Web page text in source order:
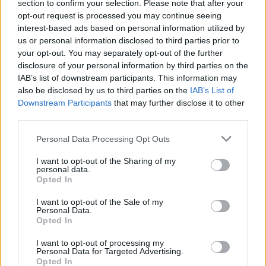
section to confirm your selection. Please note that after your
opt-out request is processed you may continue seeing
interest-based ads based on personal information utilized by
us or personal information disclosed to third parties prior to
your opt-out. You may separately opt-out of the further
disclosure of your personal information by third parties on the
IAB’s list of downstream participants. This information may
also be disclosed by us to third parties on the IAB’s List of
Downstream Participants that may further disclose it to other
Personal Data Processing Opt Outs
I want to opt-out of the Sharing of my
personal data.
Opted In
I want to opt-out of the Sale of my
Personal Data.
Opted In
I want to opt-out of processing my
Personal Data for Targeted Advertising.
Opted In
prezzo inferiore».
Leggi anche:
Si prepara il valzer delle società di gestione, i
pretendenti in cordata per il Leone
questo articolo, ovvero il 28 aprile 2021,
Francesco Gaetano Caltagirone (ai tempi
vicepresidente della compagnia) aveva mosso
mossa a sorpresa, di non presentare il suo
pacchetto di azioni per l’assemblea sul bilancio
2020. Nel mirino dell’imprenditore romano c’era
già la gestione di Donnet, il cui mandato sarebbe